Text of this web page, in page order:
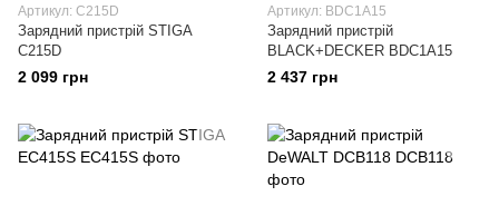
Артикул: C215D
Зарядний пристрій STIGA
C215D
2 099 грн
Артикул: BDC1A15
Зарядний пристрій
BLACK+DECKER BDC1A15
2 437 грн